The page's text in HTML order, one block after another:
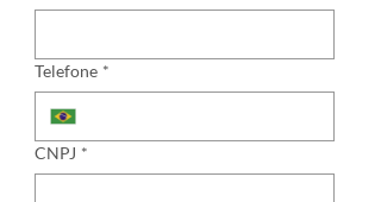
Telefone *
CNPJ *